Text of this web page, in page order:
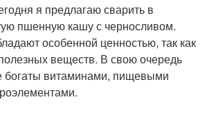
я предлагаю сварить в
пшенную кашу с черносливом.
особенной ценностью, так как
веществ. В свою очередь
богаты витаминами, пищевыми